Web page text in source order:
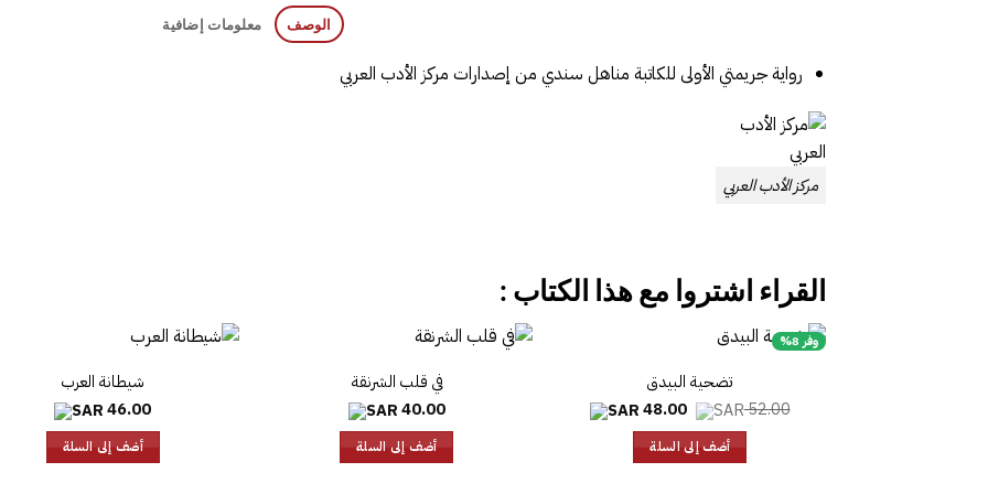
الوصف معلومات إضافية
رواية جريمتي الأولى للكاتبة مناهل سندي من إصدارات مركز الأدب العربي
مركز الأدب العربي
القراء اشتروا مع هذا الكتاب :
وفر 8%
تضحية البيدق
52.00
السعر
هو:
52.00.
48.00 السعر
الحالي
أضف إلى السلة
في قلب الشرنقة
40.00
أضف إلى السلة
شيطانة العرب
46.00
أضف إلى السلة